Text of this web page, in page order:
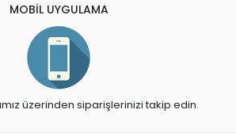
MOBİL UYGULAMA
üzerinden siparişlerinizi takip edin.